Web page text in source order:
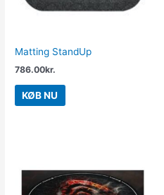
Matting StandUp
786.00kr.
KØB NU